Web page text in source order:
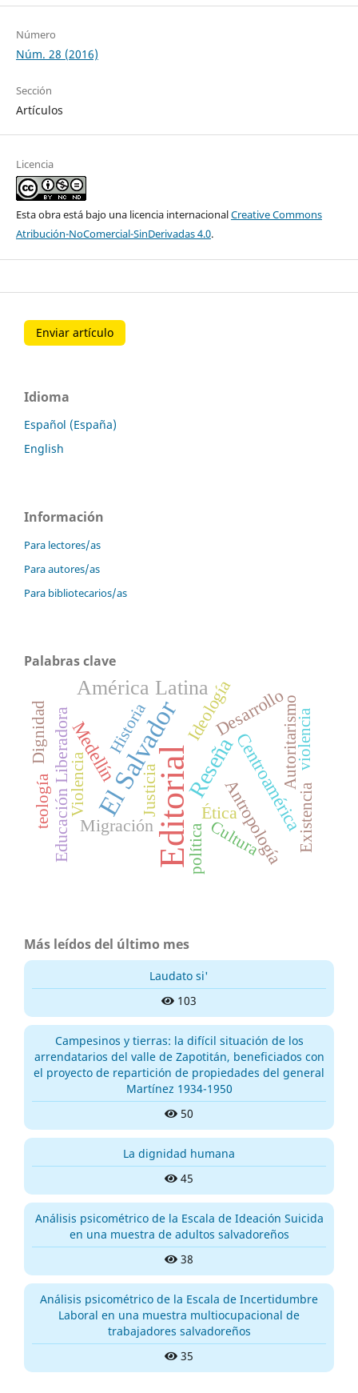
Número
Núm. 28 (2016)
Sección
Artículos
Licencia
Esta obra está bajo una licencia internacionalCreative Commons
Atribución-NoComercial-SinDerivadas 4.0.
Enviar artículo
Idioma
Español (España)
English
Información
Para lectores/as
Para autores/as
Para bibliotecarios/as
Palabras clave
Editorial
El SalvadorReseña
América Latina
Centroamérica
Medellín
Migración
Ideología
Antropología
Ética
Educación Liberadora Desarrollo
Justicia
teología
Autoritarismo
Historia
Cultura
Dignidad
Violencia Existencia
política
violencia
Más leídos del último mes
Laudato si'
103
Campesinos y tierras: la difícil situación de los
arrendatarios del valle de Zapotitán, beneficiados con
el proyecto de repartición de propiedades del general
Martínez 1934-1950
50
La dignidad humana
45
Análisis psicométrico de la Escala de Ideación Suicida
en una muestra de adultos salvadoreños
38
Análisis psicométrico de la Escala de Incertidumbre
Laboral en una muestra multiocupacional de
trabajadores salvadoreños
35